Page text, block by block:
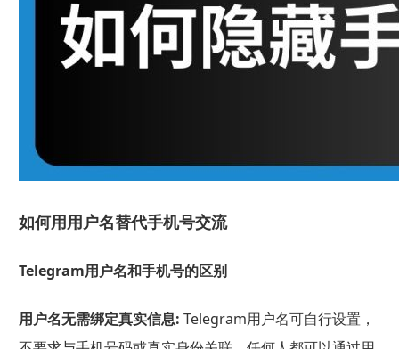
如何用用户名替代手机号交流
Telegram用户名和手机号的区别
用户名无需绑定真实信息: Telegram用户名可自行设置，